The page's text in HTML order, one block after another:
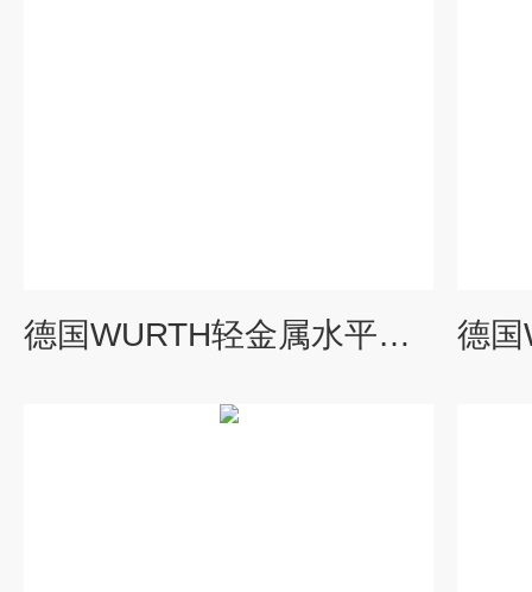
德国WURTH轻金属水平仪0714644220